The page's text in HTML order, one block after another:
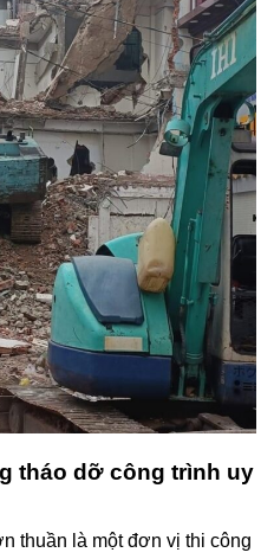
tháo dỡ công trình uy
thuần là một đơn vị thi công